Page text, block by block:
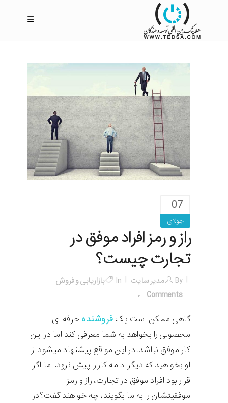
07
جولای
راز و رمز افراد موفق در
تجارت چیست؟
By مدیر سایت In
بازاریابی و فروش
Comments
گاهی ممکن است یک فروشنده حرفه ای
محصولی را بخواهد به شما معرفی کند اما در این
کار موفق نباشد. در این مواقع پیشنهاد میشود از
او بخواهید که دیگر ادامه کار را پیش نرود. اما اگر
قرار بود افراد موفق در تجارت، راز و رمز
موفقیتشان را به ما بگویند، چه خواهند گفت؟در